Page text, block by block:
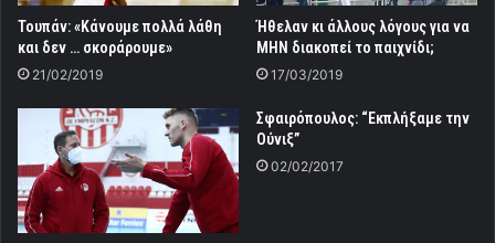
Τουπάν: «Κάνουμε πολλά λάθη
και δεν … σκοράρουμε»
21/02/2019
Ήθελαν κι άλλους λόγους για να
ΜΗΝ διακοπεί το παιχνίδι;
17/03/2019
Σφαιρόπουλος: “Εκπλήξαμε την
Ούνιξ”
02/02/2017